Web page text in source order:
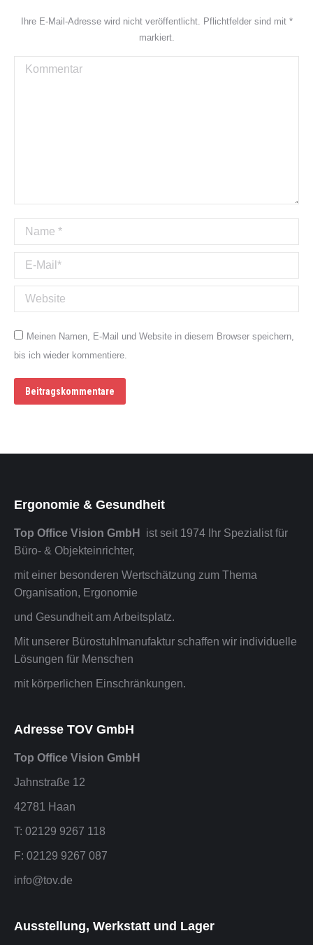
Ihre E-Mail-Adresse wird nicht veröffentlicht. Pflichtfelder sind mit *
markiert.
Kommentar
Name *
E-Mail *
Website
Meinen Namen, E-Mail und Website in diesem Browser speichern,
bis ich wieder kommentiere.
Beitragskommentare
Ergonomie & Gesundheit
Top Office Vision GmbH
ist seit 1974 Ihr Spezialist für
Büro- & Objekteinrichter,
mit einer besonderen Wertschätzung zum Thema
Organisation, Ergonomie
und Gesundheit am Arbeitsplatz.
Mit unserer Bürostuhlmanufaktur schaffen wir individuelle
Lösungen für Menschen
mit körperlichen Einschränkungen.
Adresse TOV GmbH
Top Office Vision GmbH
Jahnstraße 12
42781 Haan
T: 02129 9267 118
F: 02129 9267 087
info@tov.de
Ausstellung, Werkstatt und Lager